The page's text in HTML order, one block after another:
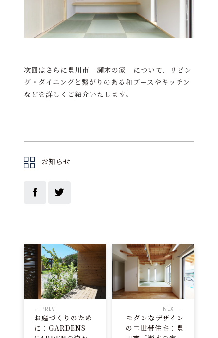
次回はさらに豊川市「瀬木の家」について、リビン
グ・ダイニングと繋がりのある和ブースやキッチン
などを詳しくご紹介いたします。
お知らせ
← PREV
お庭づくりのため
に：GARDENS
NEXT →
モダンなデザイン
の二世帯住宅：豊